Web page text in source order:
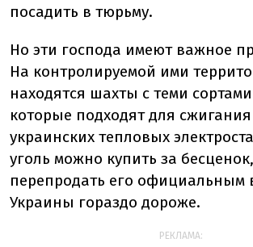
посадить в тюрьму.
Но эти господа имеют важное
На контролируемой ими
находятся шахты с теми сортами
которые подходят для
украинских тепловых
уголь можно купить за
перепродать его официальным
Украины гораздо дороже.
РЕКЛАМА: